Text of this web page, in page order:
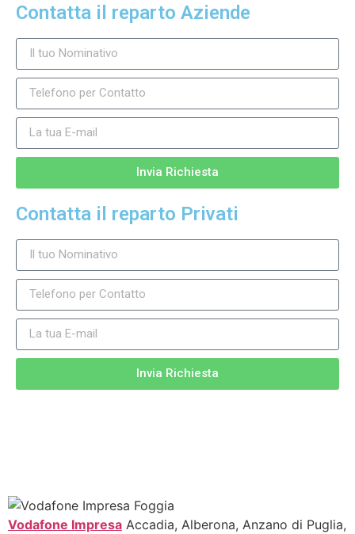
Contatta il reparto Aziende
Invia Richiesta
Contatta il reparto Privati
Invia Richiesta
Vodafone Impresa Accadia, Alberona, Anzano di Puglia,